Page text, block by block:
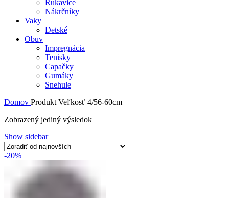
Rukavice
Nákrčníky
Vaky
Detské
Obuv
Impregnácia
Tenisky
Capačky
Gumáky
Snehule
Domov Produkt Veľkosť 4/56-60cm
Zobrazený jediný výsledok
Show sidebar
-20%